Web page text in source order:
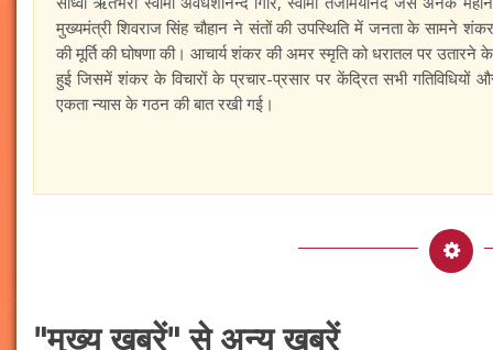
मुख्यमंत्री शिवराज सिंह चौहान ने संतों की उपस्थिति में जनता के सामने
की मूर्ति की घोषणा की। आचार्य शंकर की अमर स्मृति को धरातल पर उतारने
हुई जिसमें शंकर के विचारों के प्रचार-प्रसार पर केंद्रित सभी
एकता न्यास के गठन की बात रखी गई।
"मुख्य ख़बरें" से अन्य खबरें